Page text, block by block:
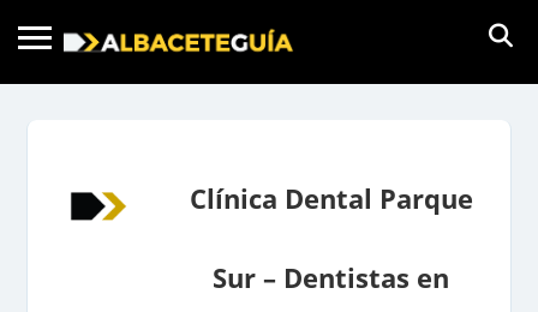
Clínica Dental Parque
Sur – Dentistas en